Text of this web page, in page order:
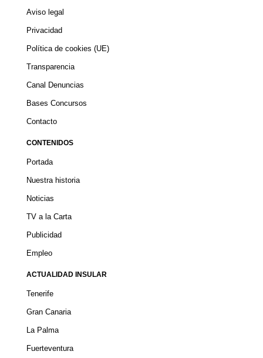
Aviso legal
Privacidad
Política de cookies (UE)
Transparencia
Canal Denuncias
Bases Concursos
Contacto
CONTENIDOS
Portada
Nuestra historia
Noticias
TV a la Carta
Publicidad
Empleo
ACTUALIDAD INSULAR
Tenerife
Gran Canaria
La Palma
Fuerteventura